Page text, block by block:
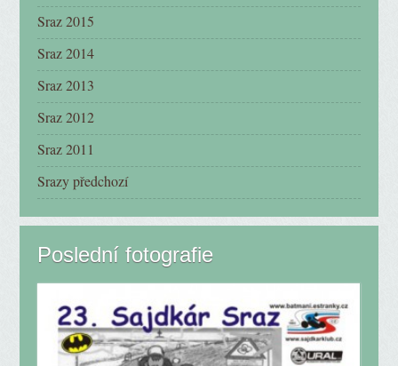
Sraz 2015
Sraz 2014
Sraz 2013
Sraz 2012
Sraz 2011
Srazy předchozí
Poslední fotografie